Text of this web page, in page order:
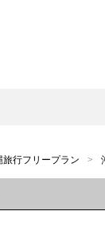
旅行フリープラン